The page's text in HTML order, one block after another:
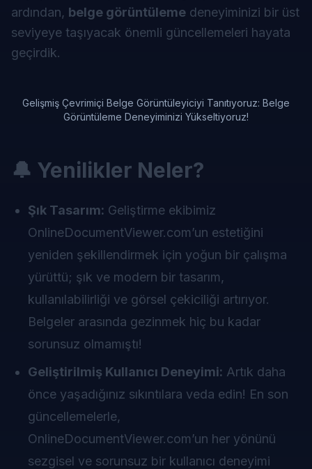
ardından, belge görüntüleme deneyiminizi bir üst
seviyeye taşıyacak önemli güncellemeleri hayata
geçirdik.
Gelişmiş Çevrimiçi Belge Görüntüleyiciyi Tanıtıyoruz: Belge
Görüntüleme Deneyiminizi Yükseltiyoruz!
🔔 Yenilikler Neler?
Şık Tasarım: Geliştirme ekibimiz
OnlineDocumentViewer.com’un estetiğini
yeniden şekillendirmek için yoğun bir çalışma
yürüttü; şık ve modern bir tasarım,
kullanılabilirliği ve görsel çekiciliği artırıyor.
Belgeler arasında gezinmek hiç bu kadar
sorunsuz olmamıştı!
Geliştirilmiş Kullanıcı Deneyimi: Artık daha
önce yaşadığınız sıkıntılara veda edin! En son
güncellemelerle,
OnlineDocumentViewer.com’un her yönünü
sezgisel ve sorunsuz bir kullanıcı deneyimi